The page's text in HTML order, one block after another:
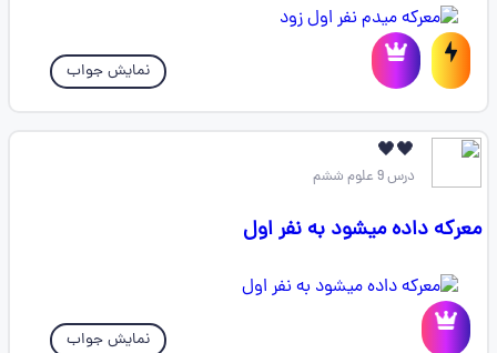
نمایش جواب
🖤🖤
درس 9 علوم ششم
معرکه داده میشود به نفر اول
نمایش جواب